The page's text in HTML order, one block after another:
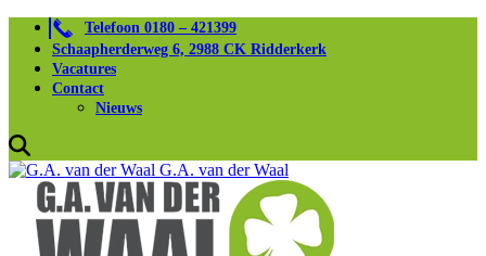
Telefoon 0180 – 421399
Schaapherderweg 6, 2988 CK Ridderkerk
Vacatures
Contact
Nieuws
G.A. van der Waal